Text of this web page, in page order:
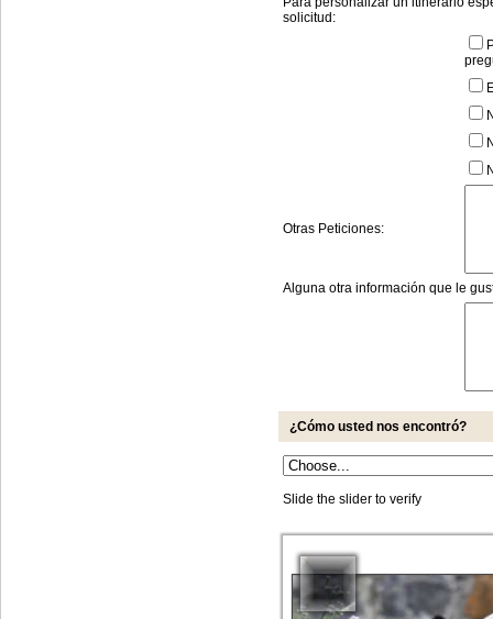
solicitud:
Otras Peticiones:
Alguna otra información que le
¿Cómo usted nos encontró?
Slide the slider to verify